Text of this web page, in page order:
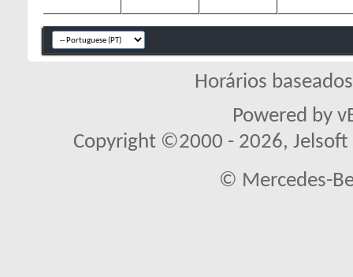
Horários
Powered by
Copyright ©2000 - 2026,
© Mercedes-